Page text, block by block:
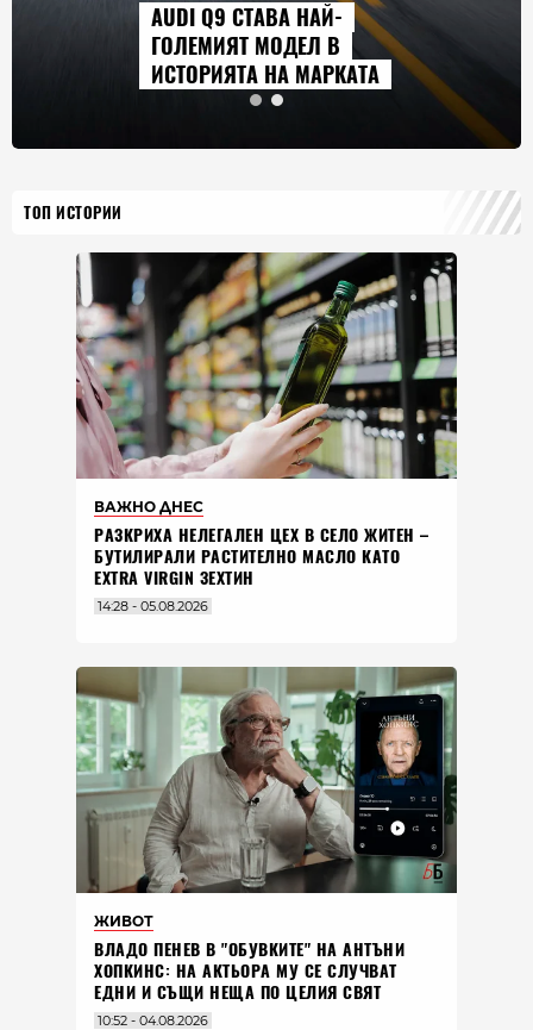
СЕРИАЛИТЕ,
ГЛЕДАМЕ
2026 Г.
ТОП ИСТОРИИ
ВАЖНО ДНЕС
РАЗКРИХА НЕЛЕГАЛЕН ЦЕХ В СЕЛО ЖИТЕН –
БУТИЛИРАЛИ РАСТИТЕЛНО МАСЛО КАТО
EXTRA VIRGIN ЗЕХТИН
14:28 - 05.08.2026
ЖИВОТ
ВЛАДO ПЕНЕВ В "ОБУВКИТЕ" НА АНТЪНИ
ХОПКИНС: НА АКТЬОРА МУ СЕ СЛУЧВАТ
ЕДНИ И СЪЩИ НЕЩА ПО ЦЕЛИЯ СВЯТ
10:52 - 04.08.2026